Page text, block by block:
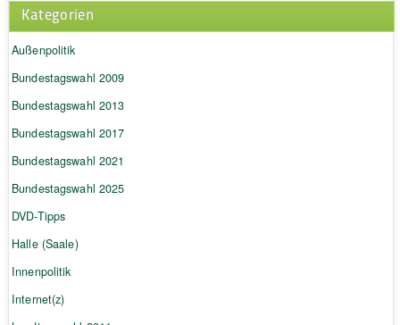
Kategorien
Außenpolitik
Bundestagswahl 2009
Bundestagswahl 2013
Bundestagswahl 2017
Bundestagswahl 2021
Bundestagswahl 2025
DVD-Tipps
Halle (Saale)
Innenpolitik
Internet(z)